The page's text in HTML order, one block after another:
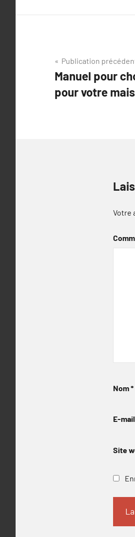
Navigation
de
l’article
Publication
Manuel pour
pour votre
Votre
Nom*
E-mail
Site